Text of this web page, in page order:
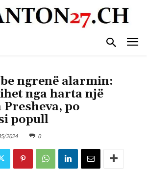
ngrenë alarmin:
nga harta një
po
popull
2024 0